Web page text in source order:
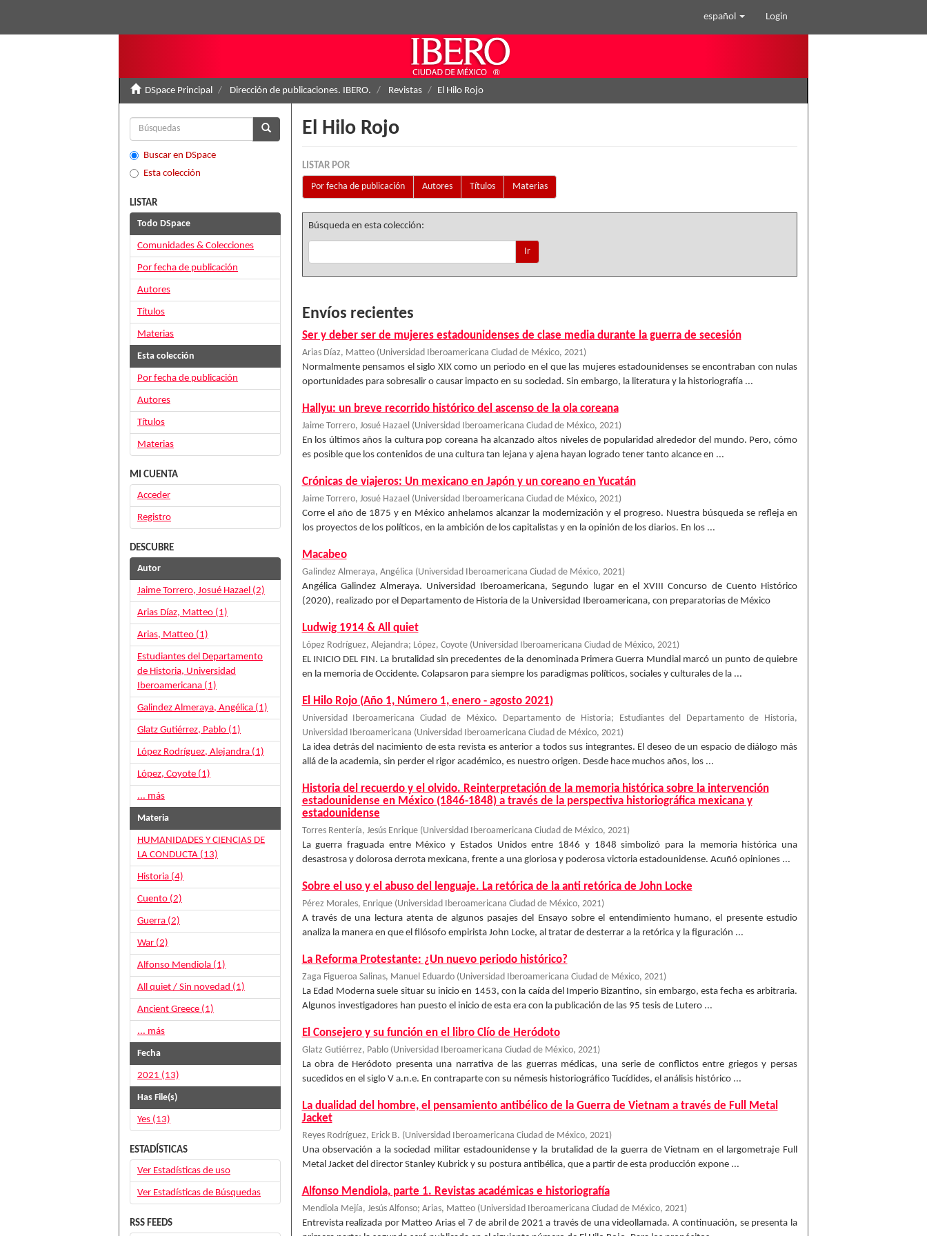
español Login
DSpace Principal Dirección de publicaciones. IBERO. Revistas El Hilo Rojo
El Hilo Rojo
LISTAR POR
Por fecha de publicación
Autores Títulos Materias
Búsqueda en esta colección:
Ir
Envíos recientes
Ser y deber ser de mujeres estadounidenses de clase media durante la guerra de secesión
Arias Díaz, Matteo (Universidad Iberoamericana Ciudad de México, 2021)
Normalmente pensamos el siglo XIX como un periodo en el que las mujeres estadounidenses se encontraban con nulas
oportunidades para sobresalir o causar impacto en su sociedad. Sin embargo, la literatura y la historiografía ...
Hallyu: un breve recorrido histórico del ascenso de la ola coreana
Jaime Torrero, Josué Hazael (Universidad Iberoamericana Ciudad de México, 2021)
En los últimos años la cultura pop coreana ha alcanzado altos niveles de popularidad alrededor del mundo. Pero, cómo
es posible que los contenidos de una cultura tan lejana y ajena hayan logrado tener tanto alcance en ...
Crónicas de viajeros: Un mexicano en Japón y un coreano en Yucatán
Jaime Torrero, Josué Hazael (Universidad Iberoamericana Ciudad de México, 2021)
Corre el año de 1875 y en México anhelamos alcanzar la modernización y el progreso. Nuestra búsqueda se refleja en
los proyectos de los políticos, en la ambición de los capitalistas y en la opinión de los diarios. En los ...
Macabeo
Galindez Almeraya, Angélica (Universidad Iberoamericana Ciudad de México, 2021)
Angélica Galindez Almeraya. Universidad Iberoamericana, Segundo lugar en el XVIII Concurso de Cuento Histórico
(2020), realizado por el Departamento de Historia de la Universidad Iberoamericana, con preparatorias de México
Ludwig 1914 & All quiet
López Rodríguez, Alejandra; López, Coyote (Universidad Iberoamericana Ciudad de México, 2021)
EL INICIO DEL FIN. La brutalidad sin precedentes de la denominada Primera Guerra Mundial marcó un punto de quiebre
en la memoria de Occidente. Colapsaron para siempre los paradigmas políticos, sociales y culturales de la ...
El Hilo Rojo (Año 1, Número 1, enero - agosto 2021)
Universidad Iberoamericana Ciudad de México. Departamento de Historia;
Estudiantes del Departamento de Historia,
Universidad Iberoamericana (Universidad Iberoamericana Ciudad de México, 2021)
La idea detrás del nacimiento de esta revista es anterior a todos sus integrantes. El deseo de un espacio de diálogo más
allá de la academia, sin perder el rigor académico, es nuestro origen. Desde hace muchos años, los ...
Historia del recuerdo y el olvido. Reinterpretación de la memoria histórica sobre la intervención
estadounidense en México (1846-1848) a través de la perspectiva historiográfica mexicana y
estadounidense
Torres Rentería, Jesús Enrique (Universidad Iberoamericana Ciudad de México, 2021)
La guerra fraguada entre México y Estados Unidos entre 1846 y 1848 simbolizó para la memoria histórica una
desastrosa y dolorosa derrota mexicana, frente a una gloriosa y poderosa victoria estadounidense. Acuñó opiniones ...
Sobre el uso y el abuso del lenguaje. La retórica de la anti retórica de John Locke
Pérez Morales, Enrique (Universidad Iberoamericana Ciudad de México, 2021)
A través de una lectura atenta de algunos pasajes del Ensayo sobre el entendimiento humano, el presente estudio
analiza la manera en que el filósofo empirista John Locke, al tratar de desterrar a la retórica y la figuración ...
La Reforma Protestante: ¿Un nuevo periodo histórico?
Zaga Figueroa Salinas, Manuel Eduardo (Universidad Iberoamericana Ciudad de México, 2021)
La Edad Moderna suele situar su inicio en 1453, con la caída del Imperio Bizantino, sin embargo, esta fecha es arbitraria.
Algunos investigadores han puesto el inicio de esta era con la publicación de las 95 tesis de Lutero ...
El Consejero y su función en el libro Clío de Heródoto
Glatz Gutiérrez, Pablo (Universidad Iberoamericana Ciudad de México, 2021)
La obra de Heródoto presenta una narrativa de las guerras médicas, una serie de conflictos entre griegos y persas
sucedidos en el siglo V a.n.e. En contraparte con su némesis historiográfico Tucídides, el análisis histórico ...
La dualidad del hombre, el pensamiento antibélico de la Guerra de Vietnam a través de Full Metal
Jacket
Reyes Rodríguez, Erick B. (Universidad Iberoamericana Ciudad de México, 2021)
Una observación a la sociedad militar estadounidense y la brutalidad de la guerra de Vietnam en el largometraje Full
Metal Jacket del director Stanley Kubrick y su postura antibélica, que a partir de esta producción expone ...
Alfonso Mendiola, parte 1. Revistas académicas e historiografía
Mendiola Mejía, Jesús Alfonso; Arias, Matteo (Universidad Iberoamericana Ciudad de México, 2021)
Entrevista realizada por Matteo Arias el 7 de abril de 2021 a través de una videollamada. A continuación, se presenta la
Buscar en DSpace
Esta colección
LISTAR
Todo DSpace
Comunidades & Colecciones
Por fecha de publicación
Autores
Títulos
Materias
Esta colección
Por fecha de publicación
Autores
Títulos
Materias
MI CUENTA
Acceder
Registro
DESCUBRE
Autor
Jaime Torrero, Josué Hazael (2)
Arias Díaz, Matteo (1)
Arias, Matteo (1)
Estudiantes del Departamento
de Historia, Universidad
Iberoamericana (1)
Galindez Almeraya, Angélica (1)
Glatz Gutiérrez, Pablo (1)
López Rodríguez, Alejandra (1)
López, Coyote (1)
... más
Materia
HUMANIDADES Y CIENCIAS DE
LA CONDUCTA (13)
Historia (4)
Cuento (2)
Guerra (2)
War (2)
Alfonso Mendiola (1)
All quiet / Sin novedad (1)
Ancient Greece (1)
... más
Fecha
2021 (13)
Has File(s)
Yes (13)
ESTADÍSTICAS
Ver Estadísticas de uso
Ver Estadísticas de Búsquedas
RSS FEEDS